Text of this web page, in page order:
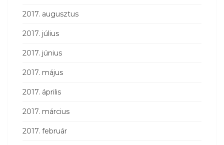
2017. augusztus
2017. július
2017. június
2017. május
2017. április
2017. március
2017. február